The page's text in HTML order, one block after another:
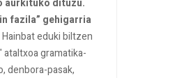
fazila” gehigarria
Hainbat eduki biltzen
ataltxoa gramatika-
denbora-pasak,